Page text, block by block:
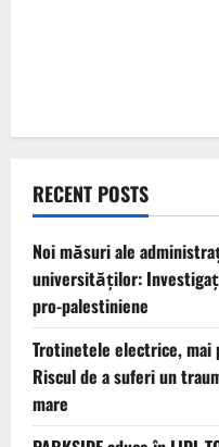
RECENT POSTS
Noi măsuri ale
universităților:
pro-palestiniene
Trotinetele electrice, mai
Riscul de a suferi un
mare